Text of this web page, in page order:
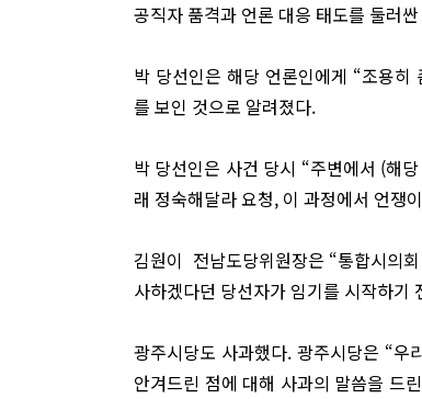
공직자 품격과 언론 대응 태도를 둘러
박 당선인은 해당 언론인에게 “조용
를 보인 것으로 알려졌다.
박 당선인은 사건 당시 “주변에서 (해
래 정숙해달라 요청, 이 과정에서 언쟁
김원이 전남도당위원장은 “통합시의
사하겠다던 당선자가 임기를 시작하기
광주시당도 사과했다. 광주시당은 “우
안겨드린 점에 대해 사과의 말씀을 드